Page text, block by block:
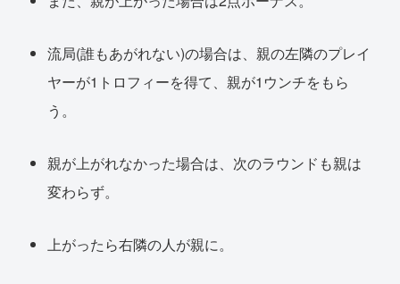
流局(誰もあがれない)の場合は、親の左隣のプレイ
ヤーが1トロフィーを得て、親が1ウンチをもら
う。
親が上がれなかった場合は、次のラウンドも親は
変わらず。
上がったら右隣の人が親に。